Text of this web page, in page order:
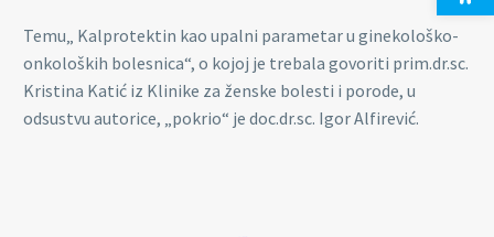
Temu„ Kalprotektin kao upalni parametar u ginekološko-
onkoloških bolesnica“, o kojoj je trebala govoriti prim.dr.sc.
Kristina Katić iz Klinike za ženske bolesti i porode, u
odsustvu autorice, „pokrio“ je doc.dr.sc. Igor Alfirević.